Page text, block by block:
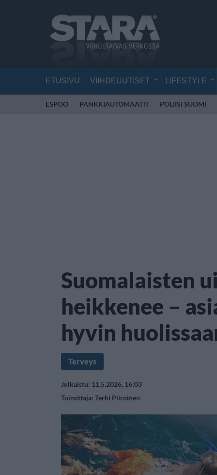
ETUSIVU VIIHDEUUTISET LIFESTYLE
ESPOO PANKKIAUTOMAATTI POLIISI SUOMI
Suomalaisten
heikkenee –
hyvin
Terveys
Julkaistu: 11.5.2026, 16:03
Toimittaja: Terhi Piiroinen